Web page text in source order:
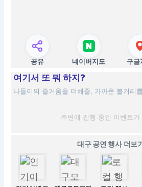
공유 네이버지도 구글
여기서 또 뭐 하지?
나들이의 즐거움을 더해줄, 가까운 볼거리
주변에 진행 중인 이벤트가
대구 공연 행사 더보